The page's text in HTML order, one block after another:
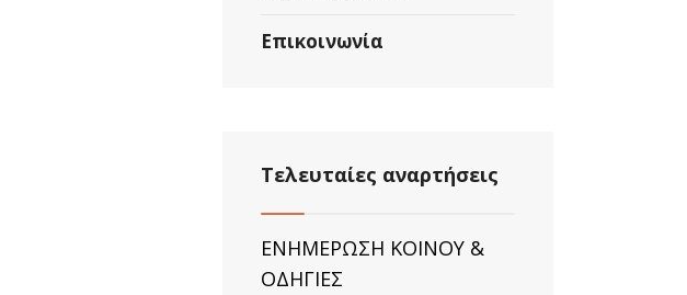
Επικοινωνία
Τελευταίες αναρτήσεις
ΕΝΗΜΕΡΩΣΗ ΚΟΙΝΟΥ &
ΟΔΗΓΙΕΣ